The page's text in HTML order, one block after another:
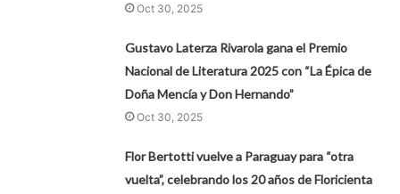
Oct 30, 2025
Gustavo Laterza Rivarola gana el Premio
Nacional de Literatura 2025 con “La Épica de
Doña Mencía y Don Hernando”
Oct 30, 2025
Flor Bertotti vuelve a Paraguay para “otra
vuelta”, celebrando los 20 años de Floricienta